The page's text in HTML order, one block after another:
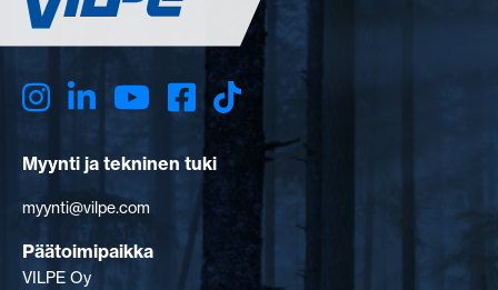
Myynti ja tekninen tuki
myynti@vilpe.com
Päätoimipaikka
VILPE Oy